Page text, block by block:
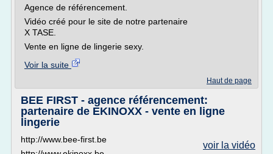
Agence de référencement.
Vidéo créé pour le site de notre partenaire
X TASE.
Vente en ligne de lingerie sexy.
Voir la suite
Haut de page
BEE FIRST - agence référencement:
partenaire de EKINOXX - vente en ligne
lingerie
voir la vidéo
http://www.bee-first.be